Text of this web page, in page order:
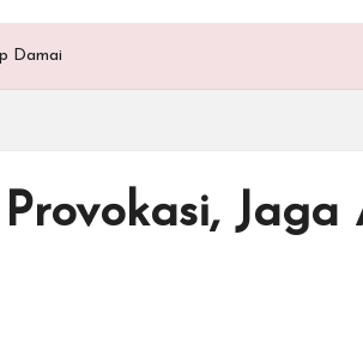
Damai
Jaga